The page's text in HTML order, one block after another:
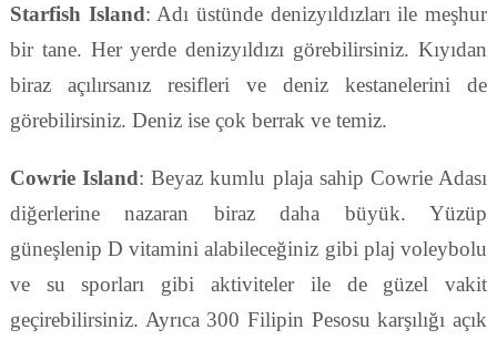
Starfish Island: Adı üstünde denizyıldızları ile meşhur
bir tane. Her yerde denizyıldızı görebilirsiniz. Kıyıdan
biraz açılırsanız resifleri ve deniz kestanelerini de
görebilirsiniz. Deniz ise çok berrak ve temiz.
Cowrie Island: Beyaz kumlu plaja sahip Cowrie Adası
diğerlerine nazaran biraz daha büyük. Yüzüp
güneşlenip D vitamini alabileceğiniz gibi plaj voleybolu
ve su sporları gibi aktiviteler ile de güzel vakit
geçirebilirsiniz. Ayrıca 300 Filipin Pesosu karşılığı açık